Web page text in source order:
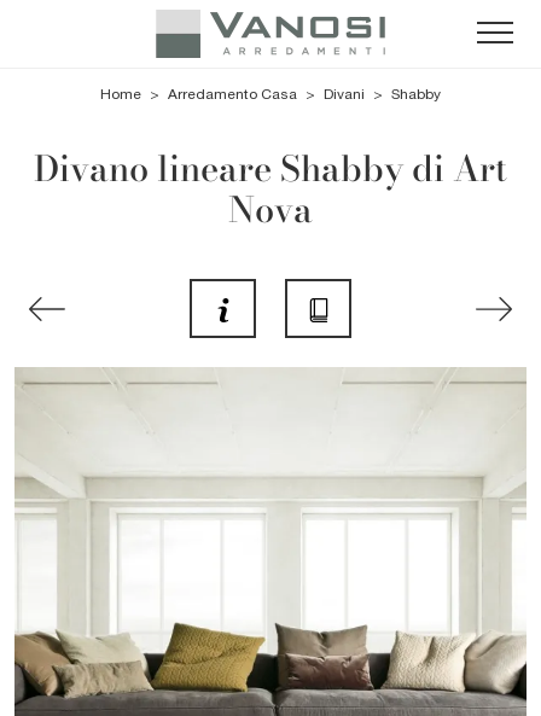
Home > Arredamento Casa > Divani > Shabby
Divano lineare Shabby di Art
Nova